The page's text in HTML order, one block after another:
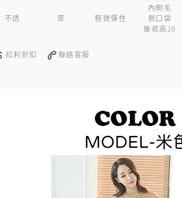
不透 厚 輕微彈性
內刷毛
側口袋
後衩高20
紅利折扣 聯絡客服